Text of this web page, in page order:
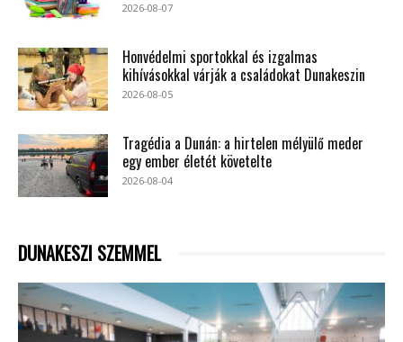
2026-08-07
Honvédelmi sportokkal és izgalmas
kihívásokkal várják a családokat Dunakeszin
2026-08-05
Tragédia a Dunán: a hirtelen mélyülő meder
egy ember életét követelte
2026-08-04
DUNAKESZI SZEMMEL